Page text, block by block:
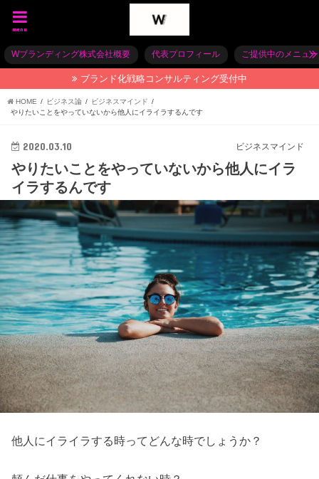
menu
Wブランディング株式会社概要 代表プロフィール ご提供中のメニュー
ブランド化戦略コンサルティング受付中
HOME ビジネス論
ビジネスマインド
やりたいことをやっていないから他人にイライラするんです
ビジネスマインド
2020.03.10
やりたいことをやっていないから他人にイラ
イラするんです
他人にイライラする時ってどんな時でしょうか？